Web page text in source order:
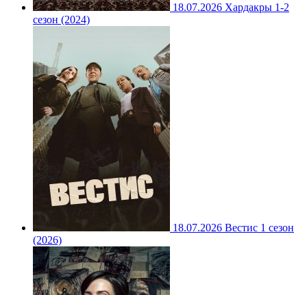
18.07.2026 Хардакры 1-2
сезон (2024)
18.07.2026 Вестис 1 сезон
(2026)